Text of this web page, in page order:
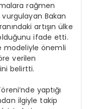
rağmen
vurgulayan Bakan
artışın ülke
ifade etti.
modeliyle önemli
verilen
belirtti.
yaptığı
ilgiyle takip